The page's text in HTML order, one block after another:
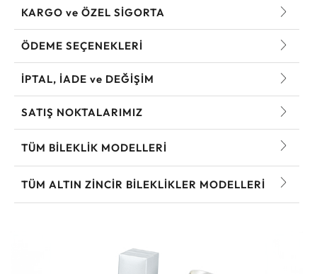
KARGO ve ÖZEL SİGORTA
ÖDEME SEÇENEKLERİ
İPTAL, İADE ve DEĞİŞİM
SATIŞ NOKTALARIMIZ
TÜM BILEKLIK MODELLERI
TÜM ALTIN ZINCIR BILEKLIKLER MODELLERI